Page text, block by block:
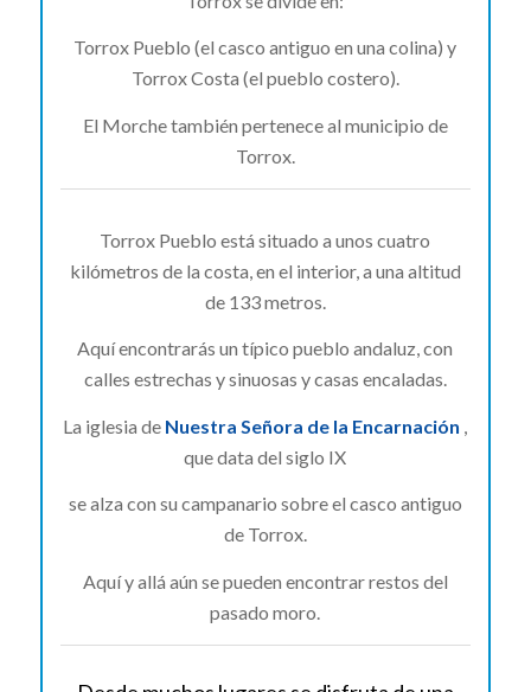
Torrox Pueblo (el casco antiguo en una colina) y
Torrox Costa (el pueblo costero).
El Morche también pertenece al municipio de
Torrox.
Torrox Pueblo está situado a unos cuatro
kilómetros de la costa, en el interior, a una altitud
de 133 metros.
Aquí encontrarás un típico pueblo andaluz, con
calles estrechas y sinuosas y casas encaladas.
La iglesia de Nuestra Señora de la Encarnación
que data del siglo IX
se alza con su campanario sobre el casco antiguo
de Torrox.
Aquí y allá aún se pueden encontrar restos del
pasado moro.